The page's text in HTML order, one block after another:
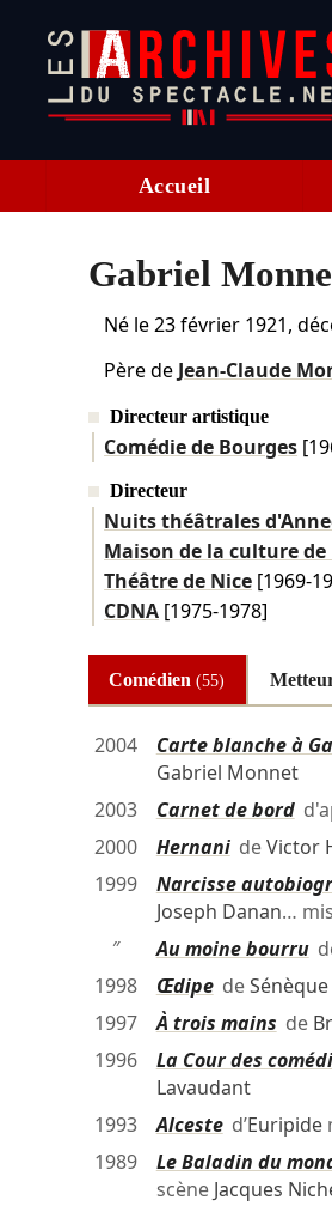
Accueil
Gabriel
Né le23 février 1921,
Père de Jean-Claude
Directeur artistique
Comédie de Bourges
Directeur
Nuits théâtrales
Maison de la culture de
Théâtre de Nice [1969-
CDNA [1975-1978]
Comédien(55)
2004 Carte blanche à
Gabriel Monnet
2003
Carnet de bord
2000
HernanideVictor
1999
Narcisse
Joseph Danan…
″
Au moine bourru
1998
ŒdipedeSénèque
1997
À trois mains de
1996
La Cour des
Lavaudant
1993
Alcested’Euripide
1989
Le Baladin du
scène Jacques